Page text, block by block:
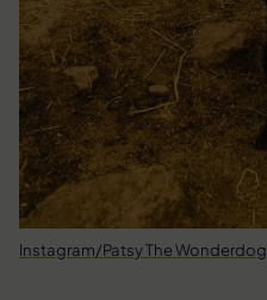
Instagram/Patsy The Wonderdog